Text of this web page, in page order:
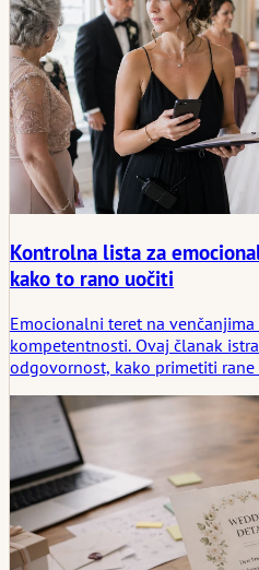
Kontrolna lista za
kako to rano uočiti
Emocionalni teret na venčanjima
kompetentnosti. Ovaj članak
odgovornost, kako primetiti